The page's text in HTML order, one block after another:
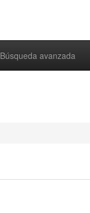
Búsqueda avanzada